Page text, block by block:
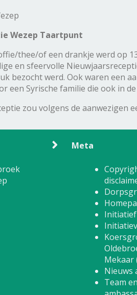
Wezep Taartpunt
thee/of een drankje werd op
en sfeervolle
bezocht werd. Ook waren een
een Syrische familie die ook in
zou volgens de aanwezigen
Meta
Mekaar
Nieuws
Team en